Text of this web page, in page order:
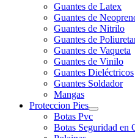
Guantes de Latex
Guantes de
Guantes de Nitrilo
Guantes de
Guantes de Vaqueta
Guantes de Vinilo
Guantes Dieléctricos
Guantes Soldador
Mangas
Proteccion Pies
Botas Pvc
Botas Seguridad en